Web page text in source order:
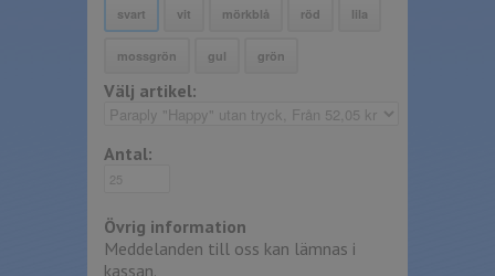
Välj artikel:
Antal:
Övrig information
Meddelanden till oss kan lämnas i
kassan.